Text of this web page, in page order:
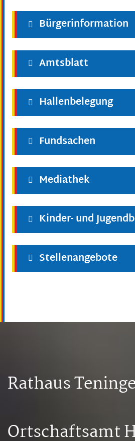
Bürgerinformation
Amtsblatt
Hallenbelegung
Fundsachen
Mediathek
Kinder- und
Stellenangebote
Rathaus
Ortschaftsamt